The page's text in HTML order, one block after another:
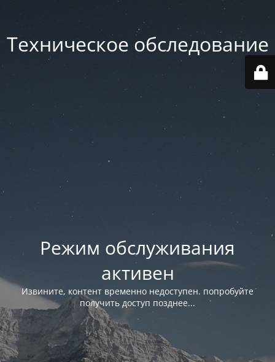
Техническое обследование
Режим обслуживания
активен
Извините, контент временно недоступен. попробуйте
получить доступ позднее...